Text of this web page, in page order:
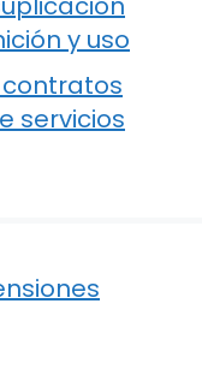
y uso
servicios